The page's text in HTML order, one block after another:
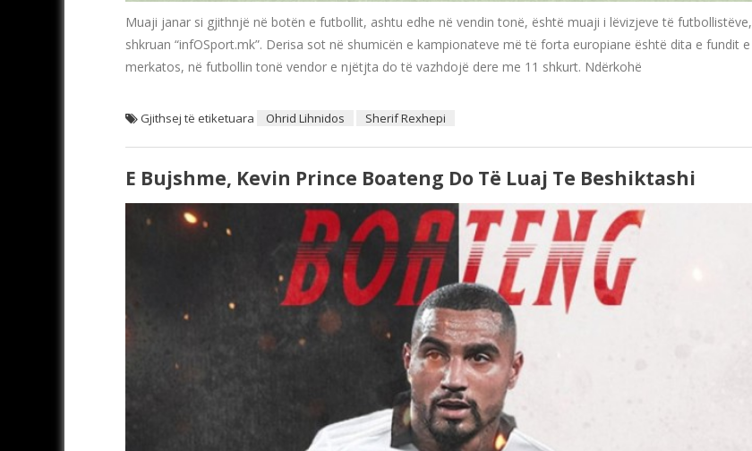
Muaji janar si gjithnjë në botën e futbollit, ashtu edhe në vendin tonë, është muaji i lëvizjeve të futbollistëve,
shkruan “infOSport.mk”. Derisa sot në shumicën e kampionateve më të forta europiane është dita e fundit e
merkatos, në futbollin tonë vendor e njëtjta do të vazhdojë dere me 11 shkurt. Ndërkohë
Gjithsej të etiketuara Ohrid Lihnidos Sherif Rexhepi
E Bujshme, Kevin Prince Boateng Do Të Luaj Te Beshiktashi